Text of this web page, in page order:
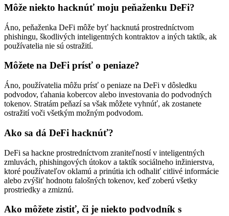
Môže niekto hacknúť moju peňaženku DeFi?
Áno, peňaženka DeFi môže byť hacknutá prostredníctvom
phishingu, škodlivých inteligentných kontraktov a iných taktík, ak
používatelia nie sú ostražití.
Môžete na DeFi prísť o peniaze?
Áno, používatelia môžu prísť o peniaze na DeFi v dôsledku
podvodov, ťahania kobercov alebo investovania do podvodných
tokenov. Stratám peňazí sa však môžete vyhnúť, ak zostanete
ostražití voči všetkým možným podvodom.
Ako sa dá DeFi hacknúť?
DeFi sa hackne prostredníctvom zraniteľností v inteligentných
zmluvách, phishingových útokov a taktík sociálneho inžinierstva,
ktoré používateľov oklamú a prinútia ich odhaliť citlivé informácie
alebo zvýšiť hodnotu falošných tokenov, keď zoberú všetky
prostriedky a zmiznú.
Ako môžete zistiť, či je niekto podvodník s